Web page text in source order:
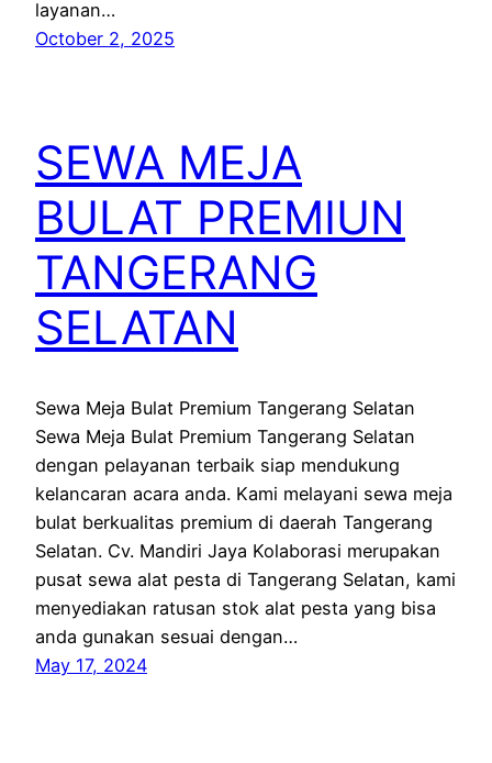
layanan…
October 2, 2025
SEWA MEJA
BULAT PREMIUN
TANGERANG
SELATAN
Sewa Meja Bulat Premium Tangerang Selatan
Sewa Meja Bulat Premium Tangerang Selatan
dengan pelayanan terbaik siap mendukung
kelancaran acara anda. Kami melayani sewa meja
bulat berkualitas premium di daerah Tangerang
Selatan. Cv. Mandiri Jaya Kolaborasi merupakan
pusat sewa alat pesta di Tangerang Selatan, kami
menyediakan ratusan stok alat pesta yang bisa
anda gunakan sesuai dengan…
May 17, 2024